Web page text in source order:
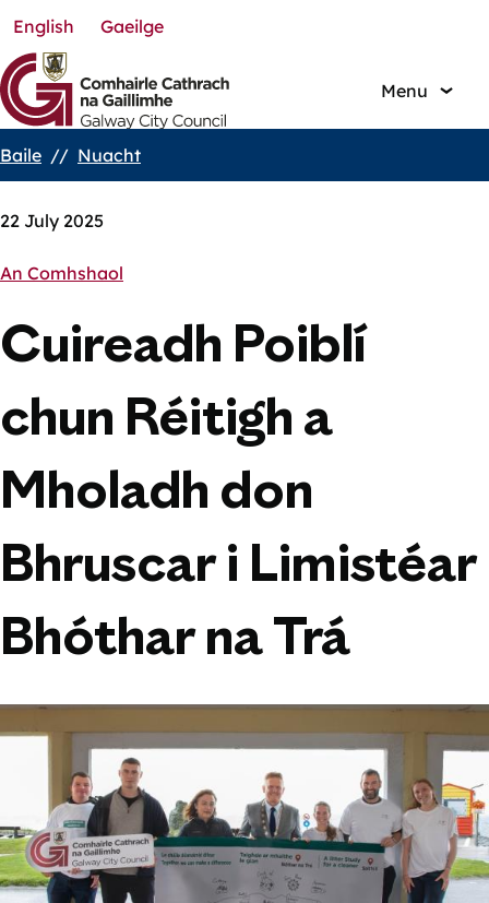
Skip
to
main
content
English Gaeilge
Menu
Breadcrumbs
Baile Nuacht
22 July 2025
An Comhshaol
Cuireadh Poiblí
chun Réitigh a
Mholadh don
Bhruscar i Limistéar
Bhóthar na Trá